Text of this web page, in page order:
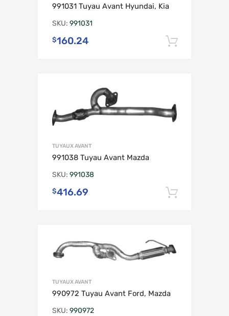
991031 Tuyau Avant Hyundai, Kia
SKU: 991031
$160.24
TUYAUX AVANT
991038 Tuyau Avant Mazda
SKU: 991038
$416.69
TUYAUX AVANT
990972 Tuyau Avant Ford, Mazda
SKU: 990972